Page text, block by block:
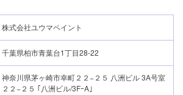
株式会社ユウマペイント
千葉県柏市青葉台1丁目28-22
神奈川県茅ヶ崎市幸町２２−２５ 八洲ビル 3A号室
２２−２５ ｢八洲ビル/3FｰA｣